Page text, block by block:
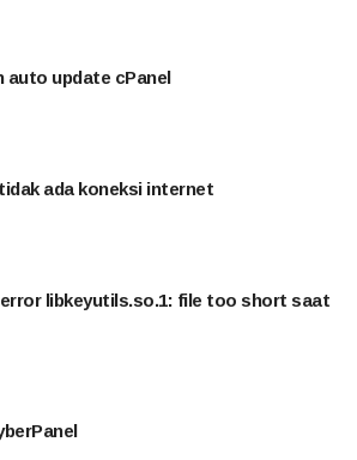
auto update cPanel
ada koneksi internet
libkeyutils.so.1: file too short saat